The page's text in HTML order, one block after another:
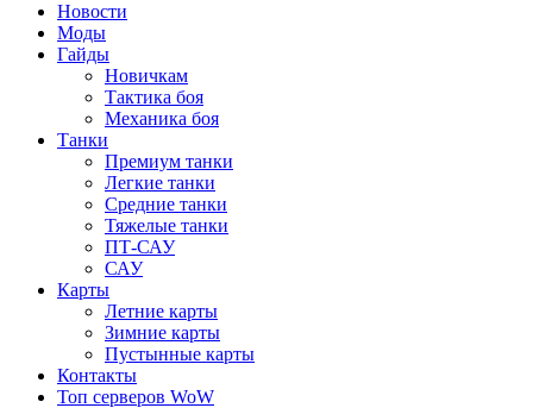
Новости
Моды
Гайды
Новичкам
Тактика боя
Механика боя
Танки
Премиум танки
Легкие танки
Средние танки
Тяжелые танки
ПТ-САУ
САУ
Карты
Летние карты
Зимние карты
Пустынные карты
Контакты
Топ серверов WoW